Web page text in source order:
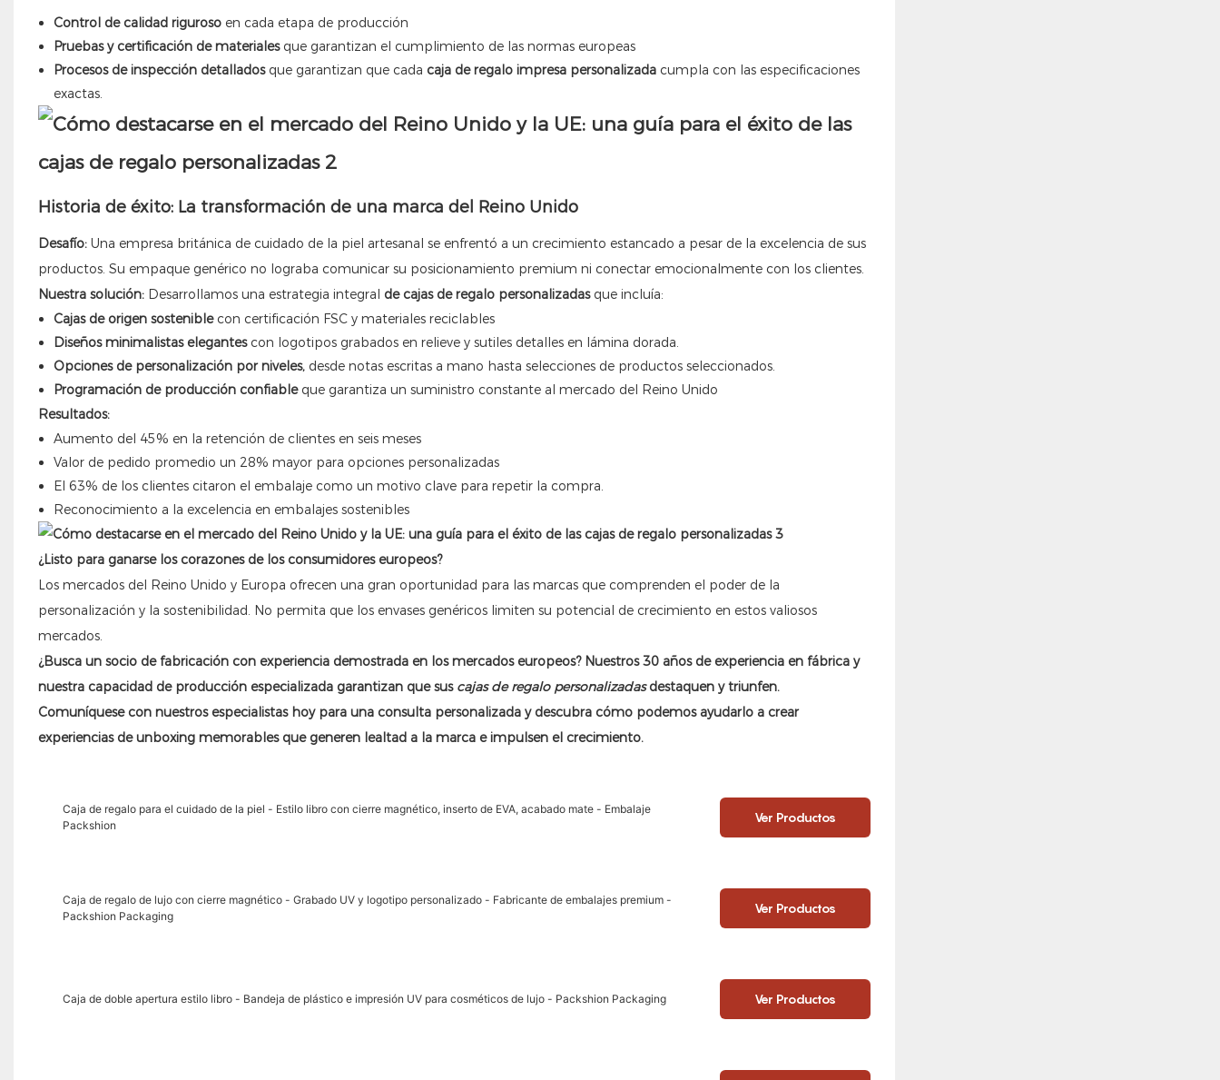
Control de calidad rigurosoen cada etapa de producción
Pruebas y certificación de materialesque garantizan el cumplimiento de las normas europeas
Procesos de inspección detalladosque garantizan que cada caja de regalo impresa personalizadacumpla con las especificaciones
exactas.
Historia de éxito: La transformación de una marca del Reino Unido
Desafío:Una empresa británica de cuidado de la piel artesanal se enfrentó a un crecimiento estancado a pesar de la excelencia de sus
productos. Su empaque genérico no lograba comunicar su posicionamiento premium ni conectar emocionalmente con los clientes.
Nuestra solución:Desarrollamos una estrategia integral de cajas de regalo personalizadasque incluía:
Cajas de origen sosteniblecon certificación FSC y materiales reciclables
Diseños minimalistas elegantescon logotipos grabados en relieve y sutiles detalles en lámina dorada.
Opciones de personalización por niveles,desde notas escritas a mano hasta selecciones de productos seleccionados.
Programación de producción confiableque garantiza un suministro constante al mercado del Reino Unido
Resultados:
Aumento del 45% en la retención de clientes en seis meses
Valor de pedido promedio un 28% mayor para opciones personalizadas
El 63% de los clientes citaron el embalaje como un motivo clave para repetir la compra.
Reconocimiento a la excelencia en embalajes sostenibles
¿Listo para ganarse los corazones de los consumidores europeos?
Los mercados del Reino Unido y Europa ofrecen una gran oportunidad para las marcas que comprenden el poder de la
personalización y la sostenibilidad. No permita que los envases genéricos limiten su potencial de crecimiento en estos valiosos
mercados.
¿Busca un socio de fabricación con experiencia demostrada en los mercados europeos? Nuestros 30 años de experiencia en fábrica y
nuestra capacidad de producción especializada garantizan que sus cajas de regalo personalizadasdestaquen y triunfen.
Comuníquese con nuestros especialistas hoy para una consulta personalizada y descubra cómo podemos ayudarlo a crear
experiencias de unboxing memorables que generen lealtad a la marca e impulsen el crecimiento.
Caja de regalo para el cuidado de la piel - Estilo libro con cierre magnético, inserto de EVA, acabado mate - Embalaje
Packshion
Ver Productos
Caja de regalo de lujo con cierre magnético - Grabado UV y logotipo personalizado - Fabricante de embalajes premium -
Packshion Packaging
Ver Productos
Caja de doble apertura estilo libro - Bandeja de plástico e impresión UV para cosméticos de lujo - Packshion Packaging Ver Productos